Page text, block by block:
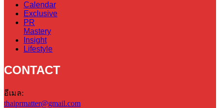
Calendar
Exclusive
PR
Mastery
Insight
Lifestyle
CONTACT
อีเมล:
thaiprmatter@gmail.com